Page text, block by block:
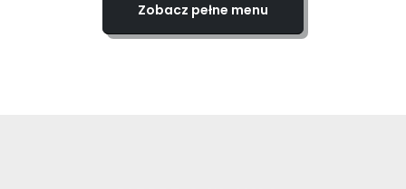
Zobacz pełne menu